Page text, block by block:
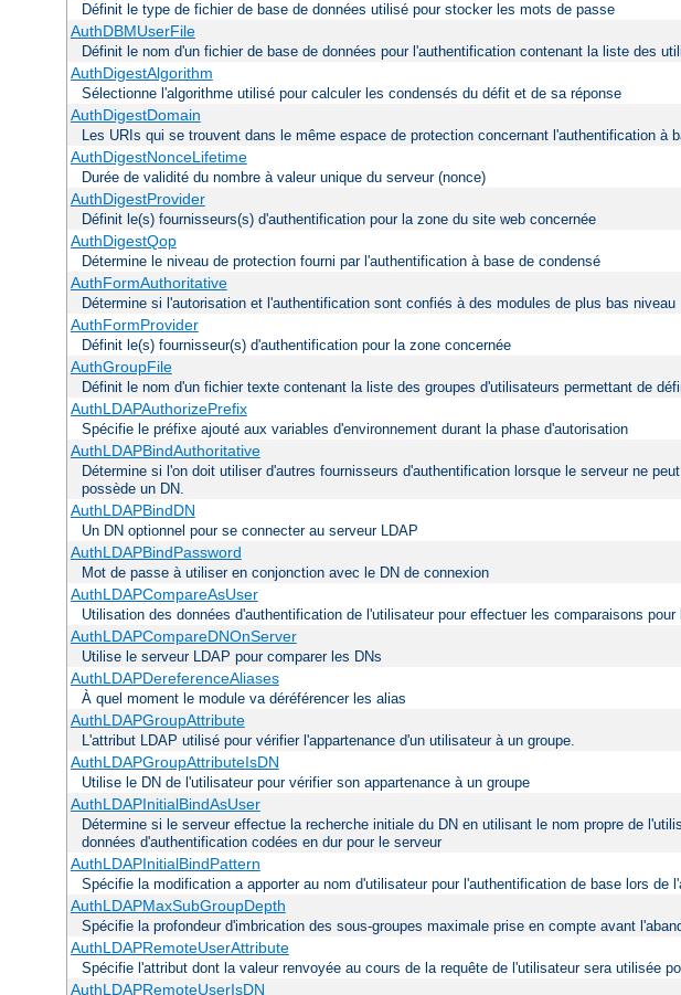
Définit le type de fichier de base de données utilisé pour stocker les mots de passe
AuthDBMUserFile
Définit le nom d'un fichier de base de données pour l'authentification contenant la liste des
AuthDigestAlgorithm
Sélectionne l'algorithme utilisé pour calculer les condensés du défit et de sa réponse
AuthDigestDomain
Les URIs qui se trouvent dans le même espace de protection concernant l'authentification à
AuthDigestNonceLifetime
Durée de validité du nombre à valeur unique du serveur (nonce)
AuthDigestProvider
Définit le(s) fournisseurs(s) d'authentification pour la zone du site web concernée
AuthDigestQop
Détermine le niveau de protection fourni par l'authentification à base de condensé
AuthFormAuthoritative
Détermine si l'autorisation et l'authentification sont confiés à des modules de plus bas niveau
AuthFormProvider
Définit le(s) fournisseur(s) d'authentification pour la zone concernée
AuthGroupFile
Définit le nom d'un fichier texte contenant la liste des groupes d'utilisateurs permettant de
AuthLDAPAuthorizePrefix
Spécifie le préfixe ajouté aux variables d'environnement durant la phase d'autorisation
AuthLDAPBindAuthoritative
Détermine si l'on doit utiliser d'autres fournisseurs d'authentification lorsque le serveur ne
possède un DN.
AuthLDAPBindDN
Un DN optionnel pour se connecter au serveur LDAP
AuthLDAPBindPassword
Mot de passe à utiliser en conjonction avec le DN de connexion
AuthLDAPCompareAsUser
Utilisation des données d'authentification de l'utilisateur pour effectuer les comparaisons
AuthLDAPCompareDNOnServer
Utilise le serveur LDAP pour comparer les DNs
AuthLDAPDereferenceAliases
À quel moment le module va déréférencer les alias
AuthLDAPGroupAttribute
L'attribut LDAP utilisé pour vérifier l'appartenance d'un utilisateur à un groupe.
AuthLDAPGroupAttributeIsDN
Utilise le DN de l'utilisateur pour vérifier son appartenance à un groupe
AuthLDAPInitialBindAsUser
Détermine si le serveur effectue la recherche initiale du DN en utilisant le nom propre de
données d'authentification codées en dur pour le serveur
AuthLDAPInitialBindPattern
Spécifie la modification a apporter au nom d'utilisateur pour l'authentification de base lors
AuthLDAPMaxSubGroupDepth
Spécifie la profondeur d'imbrication des sous-groupes maximale prise en compte avant
AuthLDAPRemoteUserAttribute
Spécifie l'attribut dont la valeur renvoyée au cours de la requête de l'utilisateur sera utilisée
AuthLDAPRemoteUserIsDN